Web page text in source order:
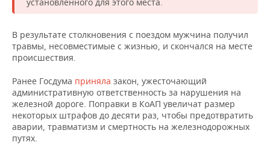
ВОДНЫЕ ВИДЫ СПОРТА
ХОККЕЙ С МЯЧОМ
ОБРАЗОВАНИЕ
ПРОИСШЕСТВИЯ
В результате столкновения с поездом мужчина получил
травмы, несовместимые с жизнью, и скончался на месте
происшествия.
Ранее Госдума приняла закон, ужесточающий
административную ответственность за нарушения на
железной дороге. Поправки в КоАП увеличат размер
некоторых штрафов до десяти раз, чтобы предотвратить
аварии, травматизм и смертность на железнодорожных
путях.